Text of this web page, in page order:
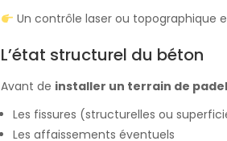
Un contrôle laser ou topographique
L’état structurel du béton
Avant de installer un terrain de
Les fissures (structurelles ou
Les affaissements éventuels